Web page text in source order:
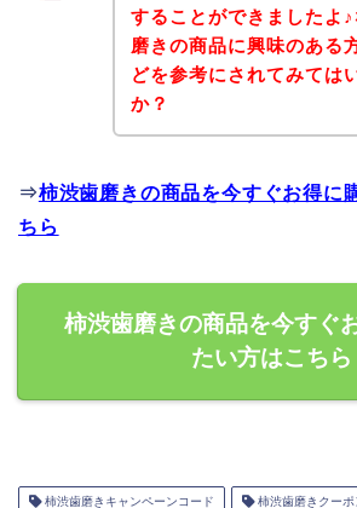
することができましたよ
磨きの商品に興味のある
どを参考にされてみては
か？
⇒柿渋歯磨きの商品を今すぐお得に
ちら
柿渋歯磨きの商品を今すぐ
たい方はこちら
柿渋歯磨きキャンペーンコード 柿渋歯磨きクーポ